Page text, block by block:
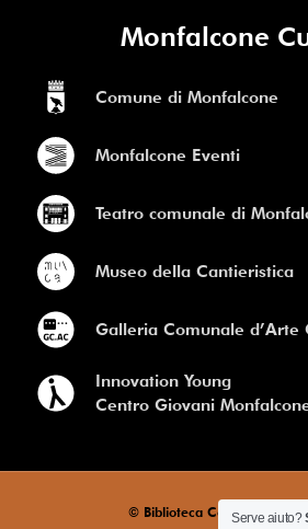
Monfalcone
Comune di Monfalcone
Monfalcone Eventi
Teatro comunale di
Museo della Cantieristica
Galleria Comunale d’Arte
Innovation Young
Centro Giovani
© Biblioteca Comunale di
Serve aiuto?